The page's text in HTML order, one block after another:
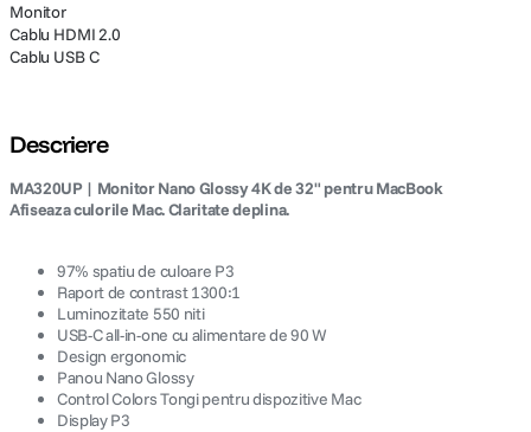
Monitor
Cablu HDMI 2.0
Cablu USB C
Descriere
MA320UP | Monitor Nano Glossy 4K de 32" pentru MacBook
Afiseaza culorile Mac. Claritate deplina.
97% spatiu de culoare P3
Raport de contrast 1300:1
Luminozitate 550 niti
USB-C all-in-one cu alimentare de 90 W
Design ergonomic
Panou Nano Glossy
Control Colors Tongi pentru dispozitive Mac
Display P3